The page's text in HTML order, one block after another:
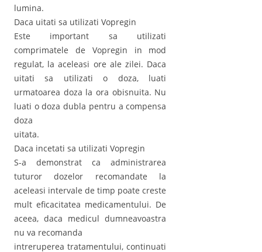
lumina.
Daca uitati sa utilizati Vopregin
Este important sa utilizati
comprimatele de Vopregin in mod
regulat, la aceleasi ore ale zilei. Daca
uitati sa utilizati o doza, luati
urmatoarea doza la ora obisnuita. Nu
luati o doza dubla pentru a compensa
doza
uitata.
Daca incetati sa utilizati Vopregin
S-a demonstrat ca administrarea
tuturor dozelor recomandate la
aceleasi intervale de timp poate creste
mult eficacitatea medicamentului. De
aceea, daca medicul dumneavoastra
nu va recomanda
intreruperea tratamentului, continuati